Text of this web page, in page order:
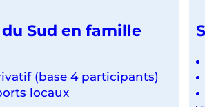
du Sud en famille
(base 4 participants)
locaux